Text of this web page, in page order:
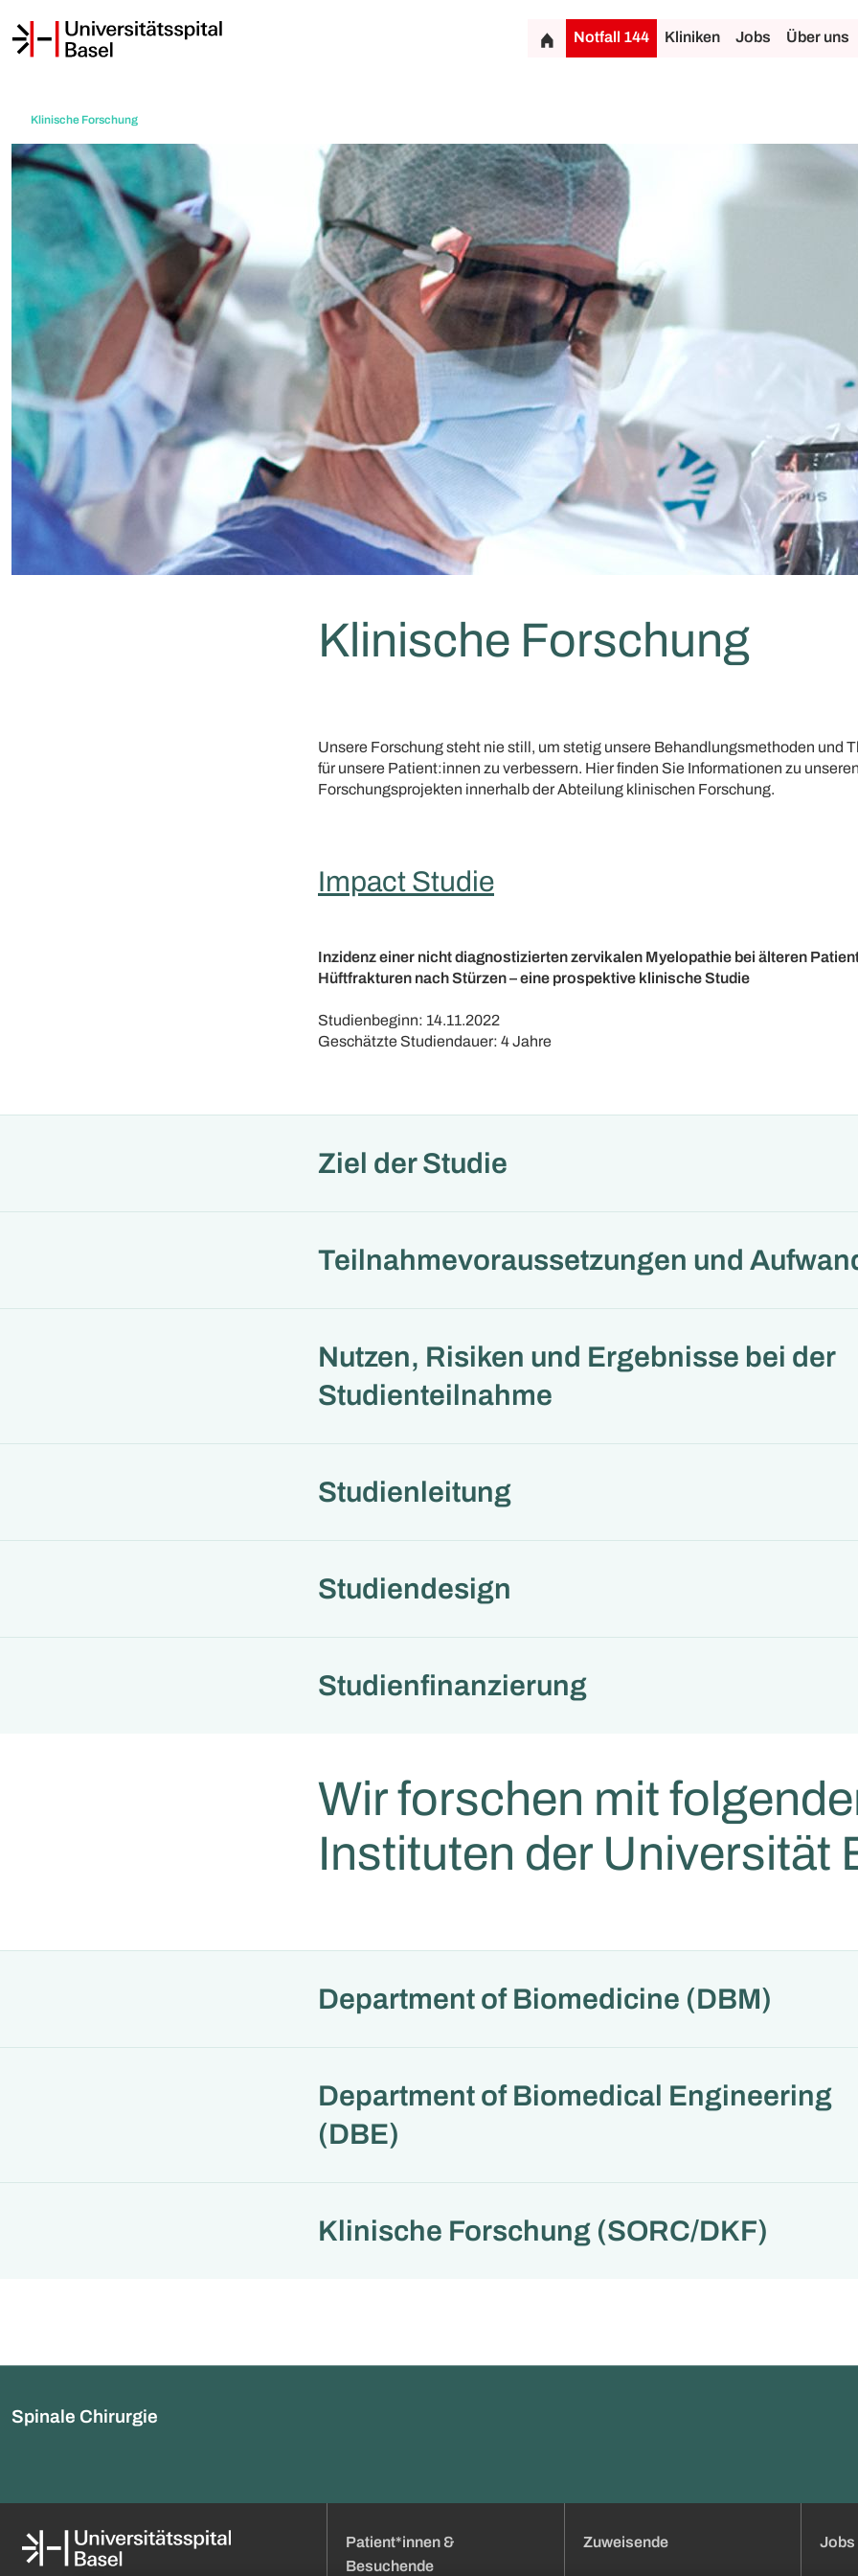
Notfall 144 Kliniken Jobs Über uns
Klinische Forschung
Klinische Forschung
Unsere Forschung steht nie still, um stetig unsere Behandlungsmethoden und
für unsere Patient:innen zu verbessern. Hier finden Sie Informationen zu
Forschungsprojekten innerhalb der Abteilung klinischen Forschung.
Impact Studie
Inzidenz einer nicht diagnostizierten zervikalen Myelopathie bei älteren
Hüftfrakturen nach Stürzen – eine prospektive klinische Studie
Studienbeginn: 14.11.2022
Geschätzte Studiendauer: 4 Jahre
Ziel der Studie
Teilnahmevoraussetzungen und
Nutzen, Risiken und Ergebnisse bei der
Studienteilnahme
Studienleitung
Studiendesign
Studienfinanzierung
Wir forschen mit
Instituten der Universität
Department of Biomedicine (DBM)
Department of Biomedical Engineering
(DBE)
Klinische Forschung (SORC/DKF)
Spinale Chirurgie
Patient*innen &
Besuchende
Zuweisende Jobs